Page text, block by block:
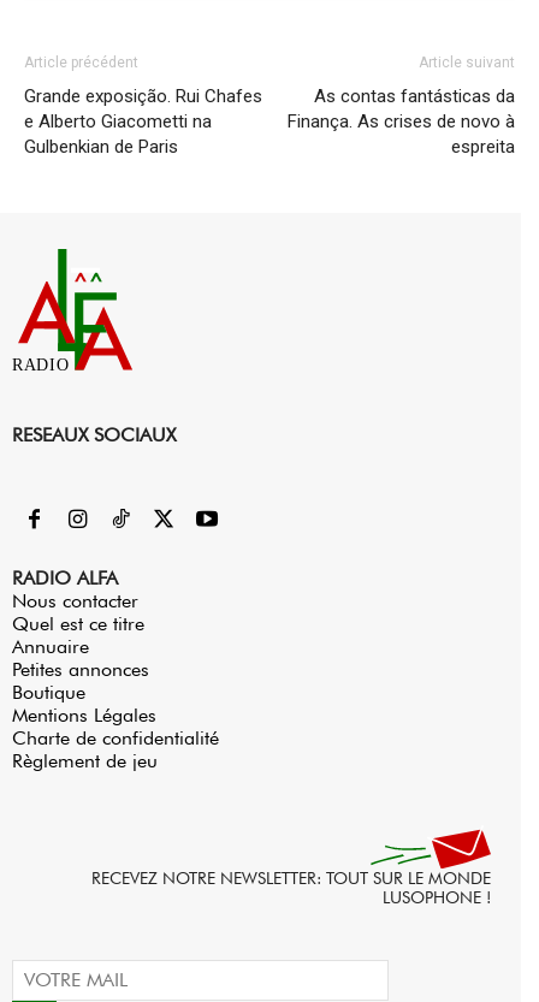
Article précédent
Grande exposição. Rui Chafes
e Alberto Giacometti na
Gulbenkian de Paris
Article suivant
As contas fantásticas da
Finança. As crises de novo à
espreita
RADIO
RESEAUX SOCIAUX
RADIO ALFA
Nous contacter
Quel est ce titre
Annuaire
Petites annonces
Boutique
Mentions Légales
Charte de confidentialité
Règlement de jeu
RECEVEZ NOTRE NEWSLETTER: TOUT SUR LE MONDE
LUSOPHONE !